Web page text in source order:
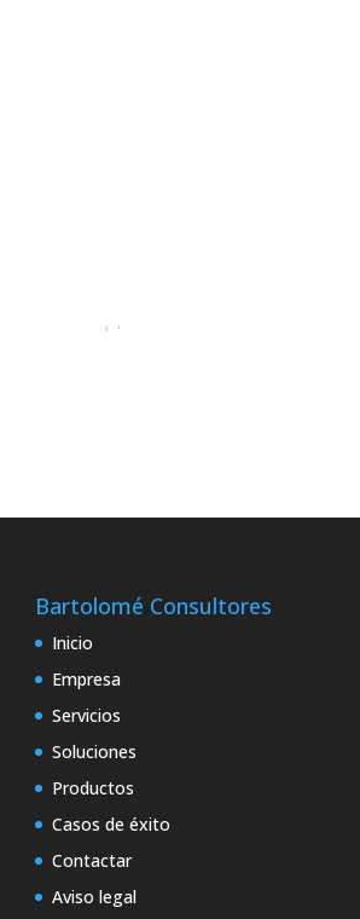
Bartolomé Consultores
Inicio
Empresa
Servicios
Soluciones
Productos
Casos de éxito
Contactar
Aviso legal